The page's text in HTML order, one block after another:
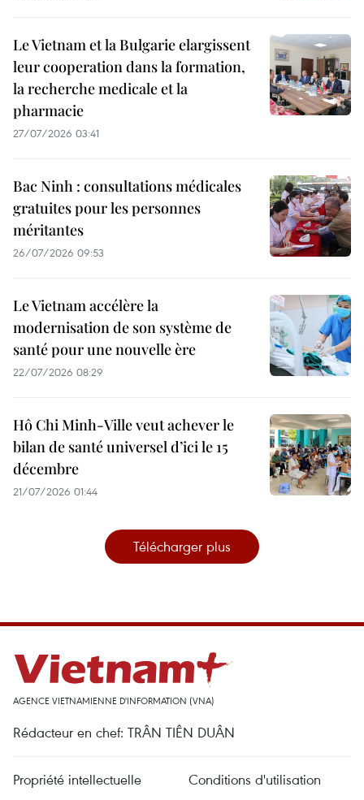
Le Vietnam et la Bulgarie elargissent
leur cooperation dans la formation,
la recherche medicale et la
pharmacie
27/07/2026 03:41
Bac Ninh : consultations médicales
gratuites pour les personnes
méritantes
26/07/2026 09:53
Le Vietnam accélère la
modernisation de son système de
santé pour une nouvelle ère
22/07/2026 08:29
Hô Chi Minh-Ville veut achever le
bilan de santé universel d’ici le 15
décembre
21/07/2026 01:44
Télécharger plus
AGENCE VIETNAMIENNE D'INFORMATION (VNA)
Rédacteur en chef: TRÂN TIÊN DUÂN
Propriété intellectuelle
Conditions d'utilisation